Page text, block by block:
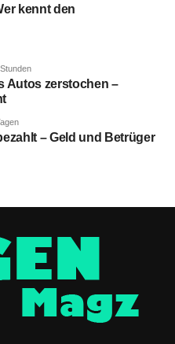
kennt den
Autos zerstochen –
– Geld und Betrüger